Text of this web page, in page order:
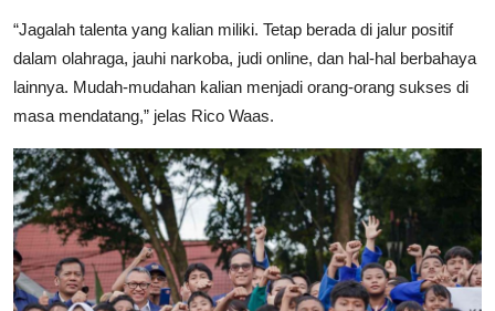
“Jagalah talenta yang kalian miliki. Tetap berada di jalur positif
dalam olahraga, jauhi narkoba, judi online, dan hal-hal berbahaya
lainnya. Mudah-mudahan kalian menjadi orang-orang sukses di
masa mendatang,” jelas Rico Waas.